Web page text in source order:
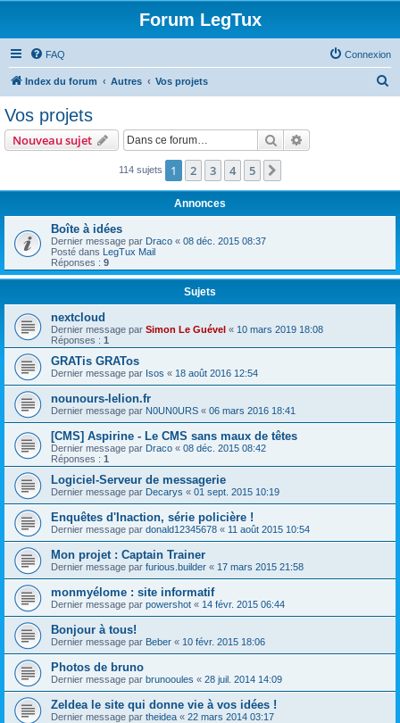
Forum LegTux
FAQ Connexion
Index du forum Autres Vos projets
r
Vos projets
Nouveau sujet Rechercher
114 sujets 1 2 3 4 5
Annonces
Boîte à idées
Dernier message par Draco « 08 déc. 2015 08:37
Posté dans LegTux Mail
Réponses : 9
Sujets
nextcloud
Dernier message par Simon Le Guével « 10 mars 2019 18:08
Réponses : 1
GRATis GRATos
Dernier message par Isos « 18 août 2016 12:54
nounours-lelion.fr
Dernier message par N0UN0URS « 06 mars 2016 18:41
[CMS] Aspirine - Le CMS sans maux de têtes
Dernier message par Draco « 08 déc. 2015 08:42
Réponses : 1
Logiciel-Serveur de messagerie
Dernier message par Decarys « 01 sept. 2015 10:19
Enquêtes d'Inaction, série policière !
Dernier message par donald12345678 « 11 août 2015 10:54
Mon projet : Captain Trainer
Dernier message par furious.builder « 17 mars 2015 21:58
monmyélome : site informatif
Dernier message par powershot « 14 févr. 2015 06:44
Bonjour à tous!
Dernier message par Beber « 10 févr. 2015 18:06
Photos de bruno
Dernier message par brunooules « 28 juil. 2014 14:09
ZeIdea le site qui donne vie à vos idées !
Dernier message par theidea « 22 mars 2014 03:17